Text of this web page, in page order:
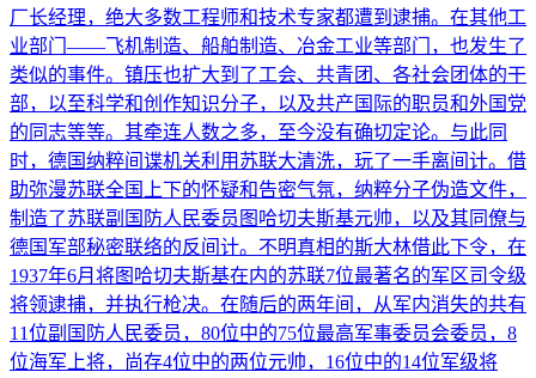
厂长经理，绝大多数工程师和技术专家都遭到逮捕。在其他工
业部门——飞机制造、船舶制造、冶金工业等部门，也发生了
类似的事件。镇压也扩大到了工会、共青团、各社会团体的干
部，以至科学和创作知识分子，以及共产国际的职员和外国党
的同志等等。其牵连人数之多，至今没有确切定论。与此同
时，德国纳粹间谍机关利用苏联大清洗，玩了一手离间计。借
助弥漫苏联全国上下的怀疑和告密气氛，纳粹分子伪造文件，
制造了苏联副国防人民委员图哈切夫斯基元帅，以及其同僚与
德国军部秘密联络的反间计。不明真相的斯大林借此下令，在
1937年6月将图哈切夫斯基在内的苏联7位最著名的军区司令级
将领逮捕，并执行枪决。在随后的两年间，从军内消失的共有
11位副国防人民委员，80位中的75位最高军事委员会委员，8
位海军上将，尚存4位中的两位元帅，16位中的14位军级将